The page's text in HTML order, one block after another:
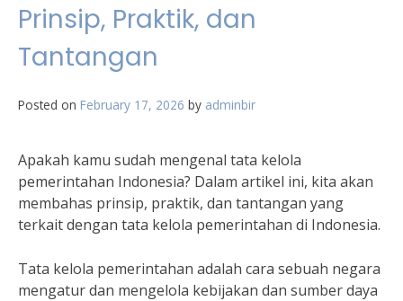
Prinsip, Praktik, dan
Tantangan
Posted on February 17, 2026 by adminbir
Apakah kamu sudah mengenal tata kelola
pemerintahan Indonesia? Dalam artikel ini, kita akan
membahas prinsip, praktik, dan tantangan yang
terkait dengan tata kelola pemerintahan di Indonesia.
Tata kelola pemerintahan adalah cara sebuah negara
mengatur dan mengelola kebijakan dan sumber daya